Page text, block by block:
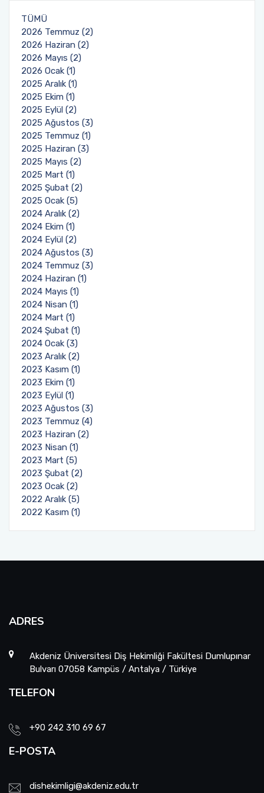
TÜMÜ
2026 Temmuz (2)
2026 Haziran (2)
2026 Mayıs (2)
2026 Ocak (1)
2025 Aralık (1)
2025 Ekim (1)
2025 Eylül (2)
2025 Ağustos (3)
2025 Temmuz (1)
2025 Haziran (3)
2025 Mayıs (2)
2025 Mart (1)
2025 Şubat (2)
2025 Ocak (5)
2024 Aralık (2)
2024 Ekim (1)
2024 Eylül (2)
2024 Ağustos (3)
2024 Temmuz (3)
2024 Haziran (1)
2024 Mayıs (1)
2024 Nisan (1)
2024 Mart (1)
2024 Şubat (1)
2024 Ocak (3)
2023 Aralık (2)
2023 Kasım (1)
2023 Ekim (1)
2023 Eylül (1)
2023 Ağustos (3)
2023 Temmuz (4)
2023 Haziran (2)
2023 Nisan (1)
2023 Mart (5)
2023 Şubat (2)
2023 Ocak (2)
2022 Aralık (5)
2022 Kasım (1)
ADRES
Akdeniz Üniversitesi Diş Hekimliği Fakültesi Dumlupınar
Bulvarı 07058 Kampüs / Antalya / Türkiye
TELEFON
+90 242 310 69 67
E-POSTA
dishekimligi@akdeniz.edu.tr
Komisyon ve Kurullar
Organizasyon Şemamız
Acil Durum Ekipleri
Etik İlke ve Kurallarımız
Basında Fakültemiz
Dekana Mesaj İletişim Formu
Değerlendirme Yöntemleri
Öğrenci Temsilciliği
Program Tanıtım Kitapçığı
Ders Bilgi Paketleri
Müfredat
Yatay Geçiş
Değişim Programları
Yönetmelik ve Yönergeler
Diş Hekimliği Fakültesi Öğrenci Topluluğu
Öğrenci İletişim Formu
Formlar
Danışman Gün ve Saatleri
Hedefler
Hizmetiçi Eğitimler-Tatbikatlar
Süreç Risk Analizleri ve Aksiyon Planları
İstenmeyen Olay Bildirim Sistemi
Akdeniz Üniversitesi Kurumsal Kimlik Kılavuzu
Sağlık Bakanlığı Sağlıkta Kalite Standartları
Randevu Sistemi
Şikayet İstek ve Öneri Formu
Anlaşmalı Kurumlarımız